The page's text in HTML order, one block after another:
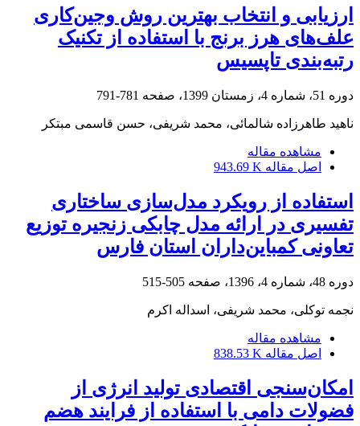
ارزیابی و انتخاب بهترین روش وجین‌کاری
علف‌های هرز برنج با استفاده از تکنیک
رتبه‌بندی تاپسیس
دوره 51، شماره 4، زمستان 1399، صفحه 781-791
ناهید طاهرزاده شالمائی، محمد شریفی، حسن قاسمی مبتکر
مشاهده مقاله
اصل مقاله 943.69 K
استفاده از رویکرد مدل‌سازی ساختاری
تفسیری در ارائه مدل چابکی زنجیره توزیع
تعاونی کمباین‌داران استان فارس
دوره 48، شماره 4، 1396، صفحه 505-515
نجمه توکلی، محمد شریفی، اسداله اکرم
مشاهده مقاله
اصل مقاله 838.53 K
امکان‌سنجی اقتصادی تولید انرژی از
فضولات دامی با استفاده از فرایند هضم